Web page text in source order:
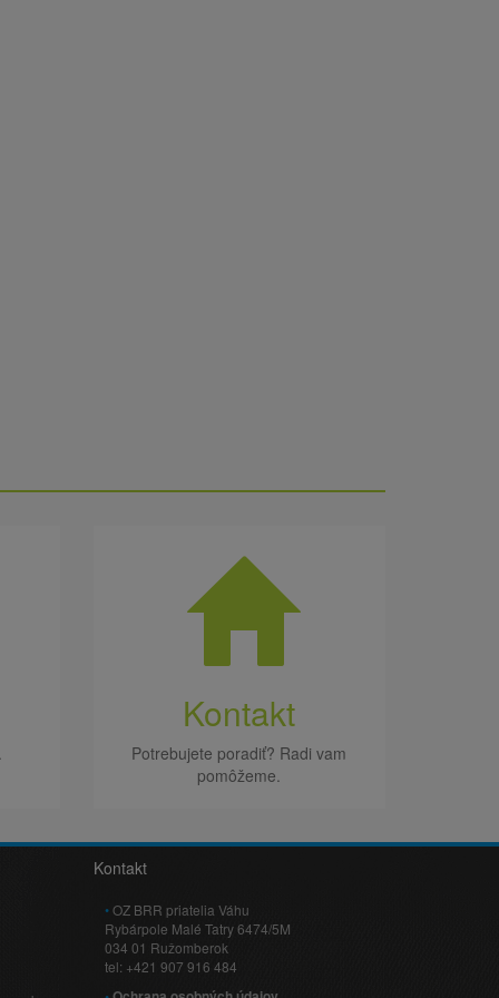
Kontakt
Potrebujete poradiť? Radi vam
pomôžeme.
Kontakt
OZ BRR priatelia Váhu
Rybárpole Malé Tatry 6474/5M
034 01 Ružomberok
tel: +421 907 916 484